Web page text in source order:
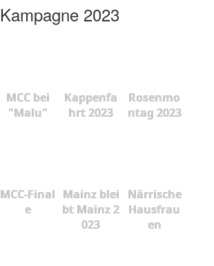
Kampagne 2023
MCC bei
"Malu"
Kappenfa
hrt 2023
Rosenmo
ntag 2023
MCC-Final
e
Mainz blei
bt Mainz 2
023
Närrische
Hausfrau
en